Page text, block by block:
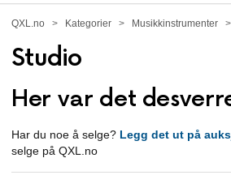
QXL.no > Kategorier > Musikkinstrumenter >
Studio
Her var det
Har du noe å selge? Legg det ut på
selge på QXL.no